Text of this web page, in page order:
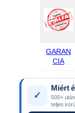
GARAN
CIA
✓
Miért
500+
teljes